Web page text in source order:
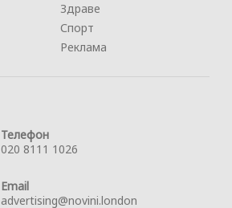
Здраве
Спорт
Реклама
Телефон
020 8111 1026
Email
advertising@novini.london